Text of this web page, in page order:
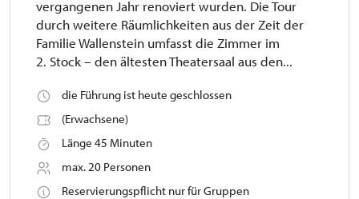
vergangenen Jahr renoviert wurden. Die Tour
durch weitere Räumlichkeiten aus der Zeit der
Familie Wallenstein umfasst die Zimmer im
2. Stock – den ältesten Theatersaal aus den...
die Führung ist heute geschlossen
(Erwachsene)
Länge 45 Minuten
max. 20 Personen
Reservierungspflicht nur für Gruppen